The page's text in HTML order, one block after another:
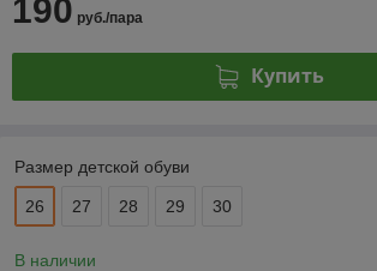
190 руб./пара
Купить
Размер детской обуви
26 27 28 29 30
В наличии